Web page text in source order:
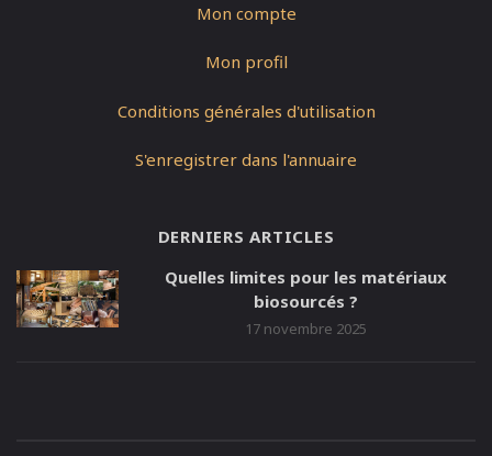
Mon compte
Mon profil
Conditions générales d'utilisation
S'enregistrer dans l'annuaire
DERNIERS ARTICLES
Quelles limites pour les matériaux
biosourcés ?
17 novembre 2025